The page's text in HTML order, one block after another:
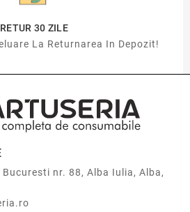
RETUR 30 ZILE
La Returnarea In Depozit!
nr. 88, Alba Iulia, Alba,